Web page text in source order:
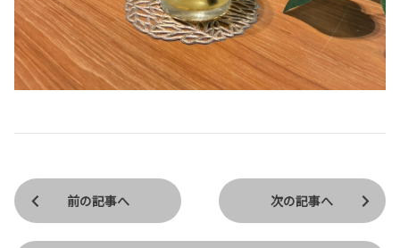
前の記事へ 次の記事へ